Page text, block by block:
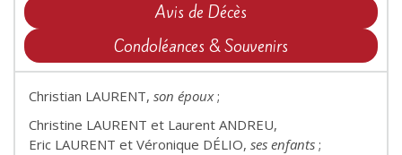
Avis de Décès
Condoléances & Souvenirs
Christian LAURENT, son époux;
Christine LAURENT et Laurent ANDREU,
Eric LAURENT et Véronique DÉLIO, ses enfants ;